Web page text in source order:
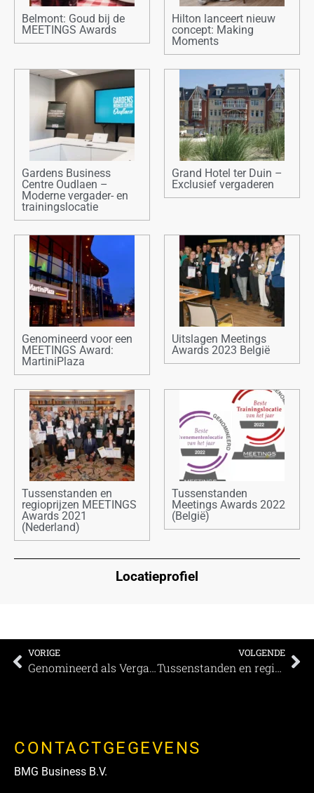
Belmont: Goud bij de
MEETINGS Awards
Hilton lanceert nieuw
concept: Making
Moments
Gardens Business
Centre Oudlaen –
Moderne vergader- en
trainingslocatie
Grand Hotel ter Duin –
Exclusief vergaderen
Genomineerd voor een
MEETINGS Award:
MartiniPlaza
Uitslagen Meetings
Awards 2023 België
Tussenstanden en
regioprijzen MEETINGS
Awards 2021
(Nederland)
Tussenstanden
Meetings Awards 2022
(België)
Locatieprofiel
VORIGE
Genomineerd als Vergaderlocatie van het Jaar: Grand Hotel ter Duin
VOLGENDE
Tussenstanden en regioprijzen MEETINGS Awards 2021 (Nederland)
CONTACTGEGEVENS
BMG Business B.V.